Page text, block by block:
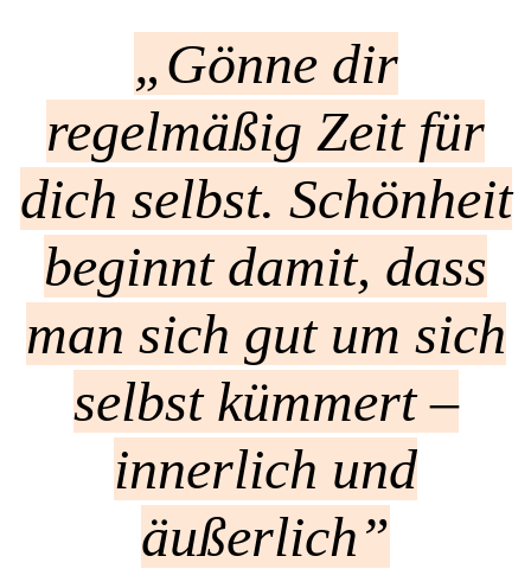
„Gönne dir
regelmäßig Zeit für
dich selbst. Schönheit
beginnt damit, dass
man sich gut um sich
selbst kümmert –
innerlich und
äußerlich”